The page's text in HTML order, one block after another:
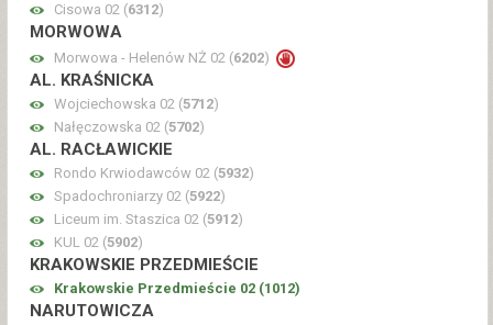
Cisowa 02 (6312)
MORWOWA
Morwowa - Helenów NŻ 02 (6202)
AL. KRAŚNICKA
Wojciechowska 02 (5712)
Nałęczowska 02 (5702)
AL. RACŁAWICKIE
Rondo Krwiodawców 02 (5932)
Spadochroniarzy 02 (5922)
Liceum im. Staszica 02 (5912)
KUL 02 (5902)
KRAKOWSKIE PRZEDMIEŚCIE
Krakowskie Przedmieście 02 (1012)
NARUTOWICZA